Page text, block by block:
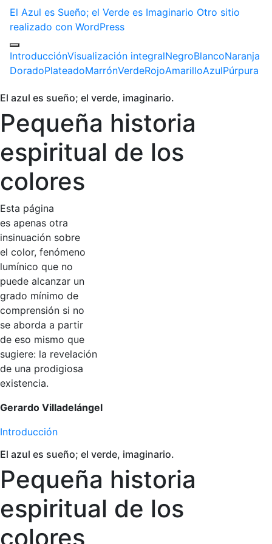
El Azul es Sueño; el Verde es Imaginario Otro sitio
realizado con WordPress
IntroducciónVisualización integralNegroBlancoNaranja
DoradoPlateadoMarrónVerdeRojoAmarilloAzulPúrpura
El azul es sueño; el verde, imaginario.
Pequeña historia
espiritual de los
colores
Esta página
es apenas otra
insinuación sobre
el color, fenómeno
lumínico que no
puede alcanzar un
grado mínimo de
comprensión si no
se aborda a partir
de eso mismo que
sugiere: la revelación
de una prodigiosa
existencia.
Gerardo Villadelángel
Introducción
El azul es sueño; el verde, imaginario.
Pequeña historia
espiritual de los
colores